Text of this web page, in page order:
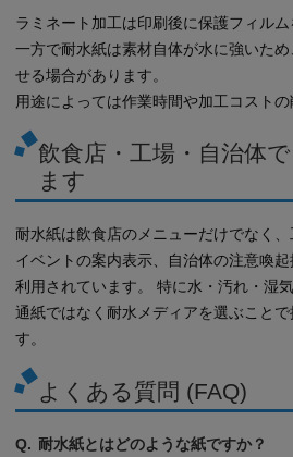
ラミネート加工は印刷後に保護フィルム
一方で耐水紙は素材自体が水に強いた
せる場合があります。
用途によっては作業時間や加工コストの
飲食店・工場・自治体
ます
耐水紙は飲食店のメニューだけでなく
イベントの案内表示、自治体の注意喚
利用されています。 特に水・汚れ・湿
通紙ではなく耐水メディアを選ぶこと
す。
よくある質問 (FAQ)
耐水紙とはどのような紙ですか？